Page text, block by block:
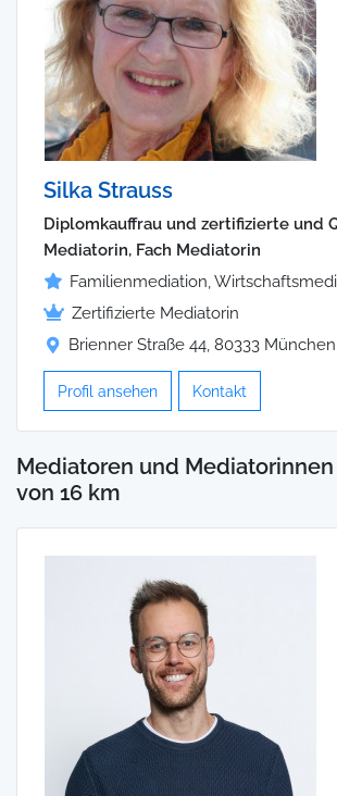
Silka Strauss
Diplomkauffrau und zertifizierte und
Mediatorin, Fach Mediatorin
Familienmediation,
Zertifizierte Mediatorin
Brienner Straße 44, 80333 München
Profil ansehen Kontakt
Mediatoren und
von 16 km